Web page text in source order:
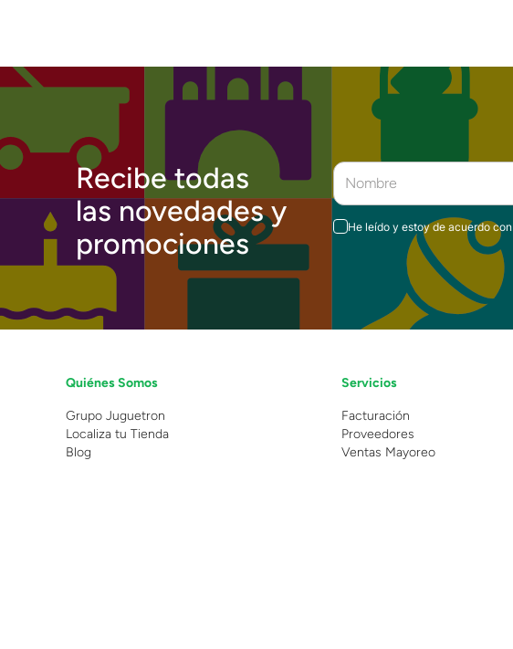
Recibe todas
las novedades y
promociones
He leído y estoy de acuerdo con
Quiénes Somos
Grupo Juguetron
Localiza tu Tienda
Blog
Servicios
Facturación
Proveedores
Ventas Mayoreo